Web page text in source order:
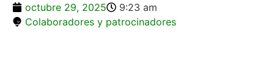
octubre 29, 2025
9:23 am
Colaboradores y patrocinadores